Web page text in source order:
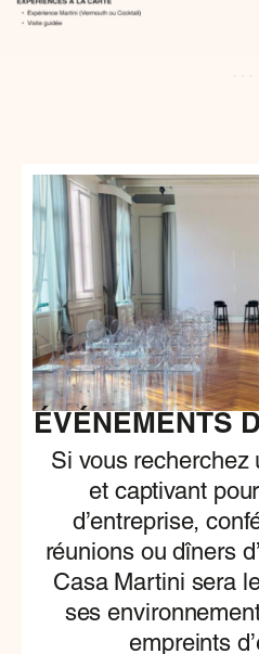
ÉVÉNEMENTS
Si vous recherchez
et captivant
d’entreprise,
réunions ou dîners
Casa Martini sera
ses
empreints